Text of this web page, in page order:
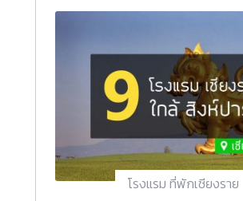
โรงแรม ที่พักเชียงราย